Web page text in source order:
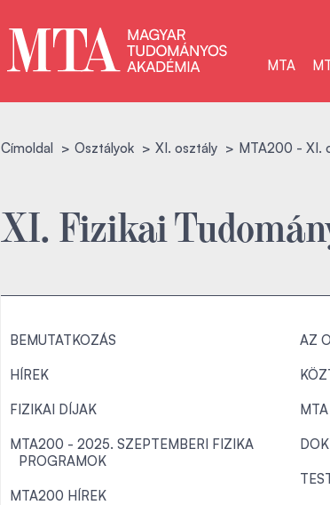
MTA
Címoldal Osztályok XI. osztály MTA200 - XI.
XI. Fizikai
BEMUTATKOZÁS
HÍREK
FIZIKAI DÍJAK
MTA200 - 2025. SZEPTEMBERI FIZIKA
PROGRAMOK
MTA200 HÍREK
AZ